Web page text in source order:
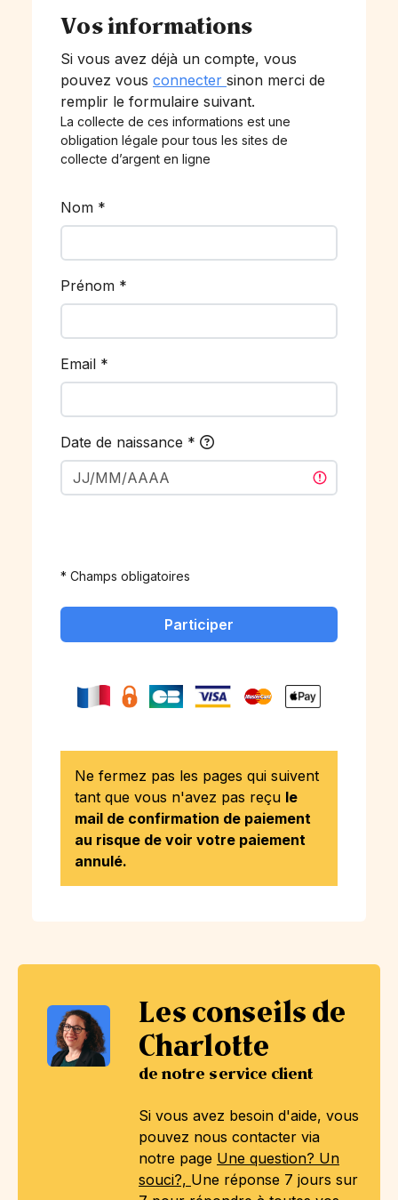
Les conseils de
Charlotte
de notre service client
Si vous avez besoin d'aide, vous
pouvez nous contacter via
notre page Une question? Un
souci?, Une réponse 7 jours sur
Vos informations
Si vous avez déjà un compte, vous
pouvez vous connecter sinon merci de
remplir le formulaire suivant.
La collecte de ces informations est une
obligation légale pour tous les sites de
collecte d’argent en ligne
Nom *
Prénom *
Email *
Date de naissance *
* Champs obligatoires
Participer
Ne fermez pas les pages qui suivent
tant que vous n'avez pas reçu le
mail de confirmation de paiement
au risque de voir votre paiement
annulé.